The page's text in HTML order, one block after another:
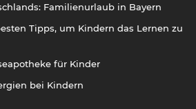
Familienurlaub in Bayern
Tipps, um Kindern das Lernen zu
für Kinder
bei Kindern